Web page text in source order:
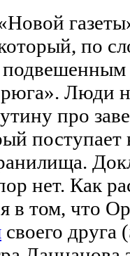
по
Люди
про
поступает
нет. Как
в том, что
своего друга (